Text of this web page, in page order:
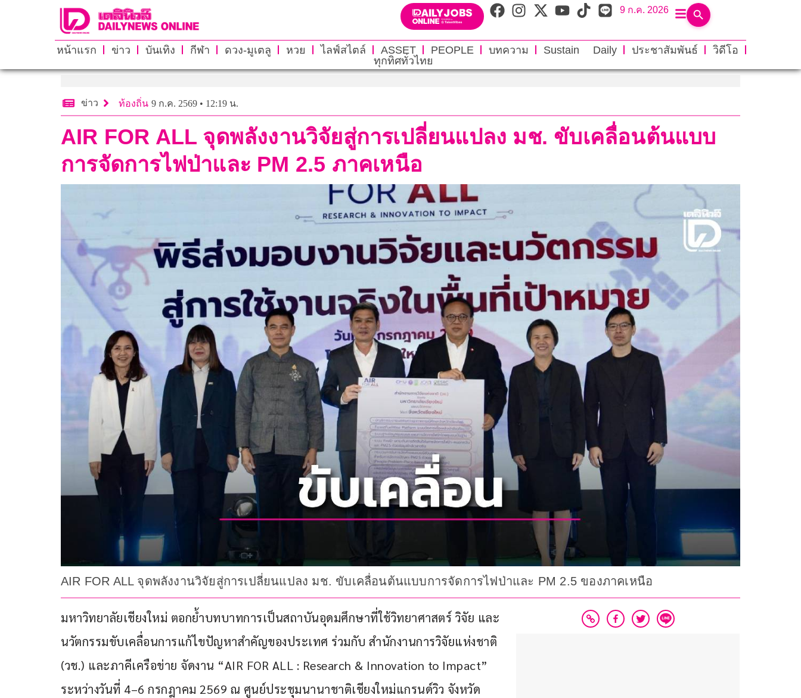
9 ก.ค. 2026
หน้าแรก ข่าว บันเทิง กีฬา ดวง-มูเตลู หวย ไลฟ์สไตล์ ASSET PEOPLE บทความ Sustain Daily ประชาสัมพันธ์
วิดีโอ
ทุกทิศทั่วไทย
ข่าว ท้องถิ่น 9 ก.ค. 2569 • 12:19 น.
AIR FOR ALL จุดพลังงานวิจัยสู่การเปลี่ยนแปลง มช. ขับเคลื่อนต้นแบบ
การจัดการไฟป่าและ PM 2.5 ภาคเหนือ
AIR FOR ALL จุดพลังงานวิจัยสู่การเปลี่ยนแปลง มช. ขับเคลื่อนต้นแบบการจัดการไฟป่าและ PM 2.5 ของภาคเหนือ
มหาวิทยาลัยเชียงใหม่ ตอกย้ำบทบาทการเป็นสถาบันอุดมศึกษาที่ใช้วิทยาศาสตร์ วิจัย และ
นวัตกรรมขับเคลื่อนการแก้ไขปัญหาสำคัญของประเทศ ร่วมกับ สำนักงานการวิจัยแห่งชาติ
(วช.) และภาคีเครือข่าย จัดงาน “AIR FOR ALL : Research & Innovation to Impact”
ระหว่างวันที่ 4–6 กรกฎาคม 2569 ณ ศูนย์ประชุมนานาชาติเชียงใหม่แกรนด์วิว จังหวัด